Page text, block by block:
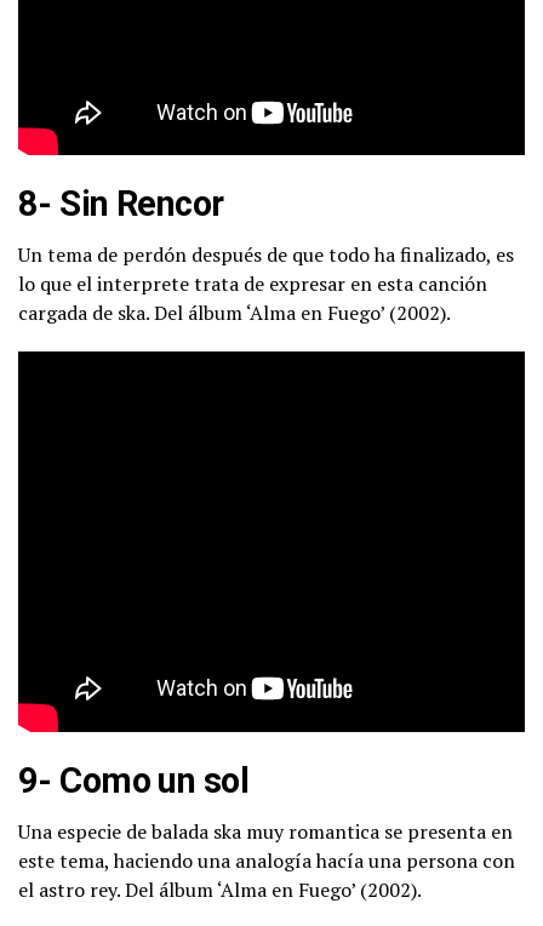
8- Sin Rencor
Un tema de perdón después de que todo ha finalizado, es
lo que el interprete trata de expresar en esta canción
cargada de ska. Del álbum ‘Alma en Fuego’ (2002).
9- Como un sol
Una especie de balada ska muy romantica se presenta en
este tema, haciendo una analogía hacía una persona con
el astro rey. Del álbum ‘Alma en Fuego’ (2002).